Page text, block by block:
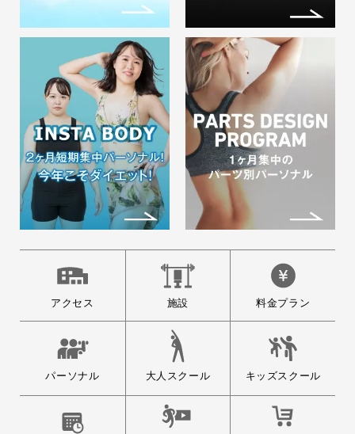
アクセス 施設 料金プラン
パーソナル 大人スクール キッズスクール